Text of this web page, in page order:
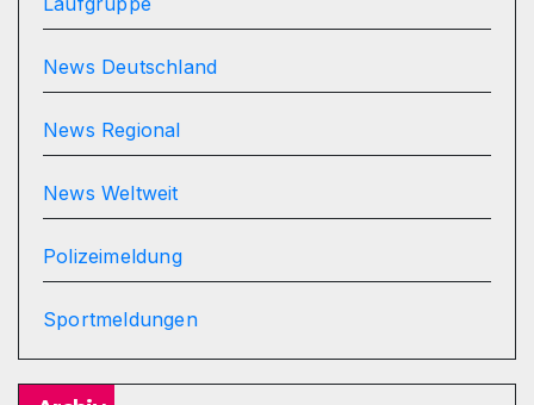
News Deutschland
News Regional
News Weltweit
Polizeimeldung
Sportmeldungen